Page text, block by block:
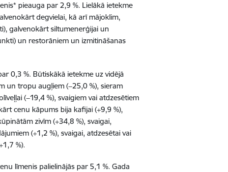
pieauga par 2,9 %. Lielākā ietekme
degvielai, kā arī mājoklim,
galvenokārt siltumenerģijai un
un restorāniem un izmitināšanas
0,3 %. Būtiskākā ietekme uz vidējā
un tropu augļiem (−25,0 %), sieram
(−19,4 %), svaigiem vai atdzesētiem
cenu kāpums bija kafijai (+9,9 %),
zivīm (+34,8 %), svaigai,
(+1,2 %), svaigai, atdzesētai vai
%).
līmenis palielinājās par 5,1 %. Gada